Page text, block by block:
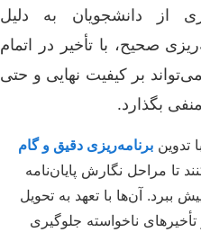
از دانشجویان به دلیل
صحیح، با تأخیر در اتمام
بر کیفیت نهایی و حتی
بگذارد.
تدوین برنامه‌ریزی دقیق و گام
تا مراحل نگارش پایان‌نامه
ببرد. آن‌ها با تعهد به تحویل
ناخواسته جلوگیری